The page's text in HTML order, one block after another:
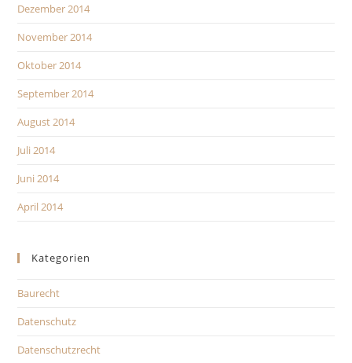
Dezember 2014
November 2014
Oktober 2014
September 2014
August 2014
Juli 2014
Juni 2014
April 2014
Kategorien
Baurecht
Datenschutz
Datenschutzrecht